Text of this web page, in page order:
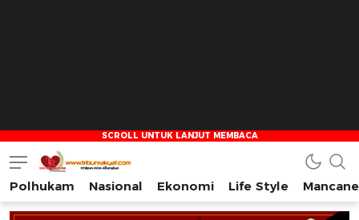
Tribun Rakyat
Tulus – Terdepan – Diharapkan
Polhukam Nasional Ekonomi Life Style